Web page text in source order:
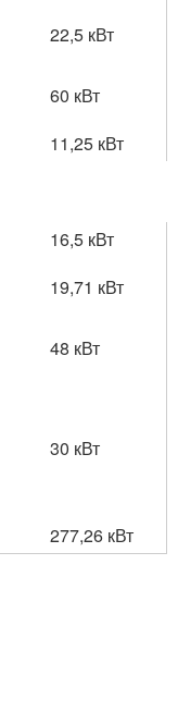
22,5 кВт
60 кВт
11,25 кВт
16,5 кВт
19,71 кВт
48 кВт
30 кВт
277,26 кВт